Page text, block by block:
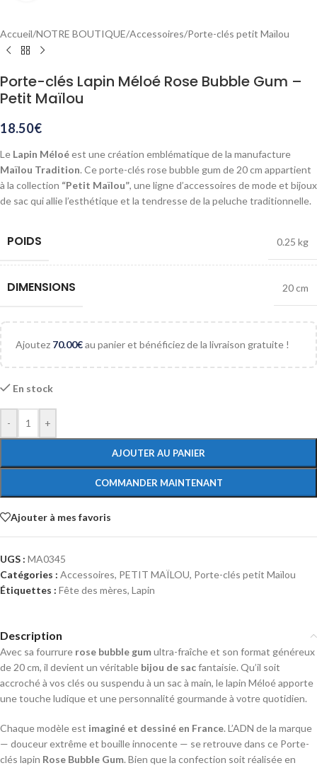
Accueil/NOTRE BOUTIQUE/Accessoires/Porte-clés petit Maïlou
Porte-clés Lapin Méloé Rose Bubble Gum –
Petit Maïlou
18.50€
Le Lapin Méloéest une création emblématique de la manufacture
Maïlou Tradition. Ce porte-clés rose bubble gum de 20 cm appartient
à la collection “Petit Maïlou”, une ligne d’accessoires de mode et bijoux
de sac qui allie l’esthétique et la tendresse de la peluche traditionnelle.
POIDS 0.25 kg
DIMENSIONS 20 cm
Ajoutez 70.00€au panier et bénéficiez de la livraison gratuite !
En stock
- +
AJOUTER AU PANIER
COMMANDER MAINTENANT
Ajouter à mes favoris
UGS : MA0345
Catégories : Accessoires, PETIT MAÏLOU, Porte-clés petit Maïlou
Étiquettes : Fête des mères, Lapin
Description
Avec sa fourrure rose bubble gumultra-fraîche et son format généreux
de 20 cm, il devient un véritable bijou de sacfantaisie. Qu’il soit
accroché à vos clés ou suspendu à un sac à main, le lapin Méloé apporte
une touche ludique et une personnalité gourmande à votre quotidien.
Chaque modèle est imaginé et dessiné en France. L’ADN de la marque
— douceur extrême et bouille innocente — se retrouve dans ce Porte-
clés lapin Rose Bubble Gum. Bien que la confection soit réalisée en